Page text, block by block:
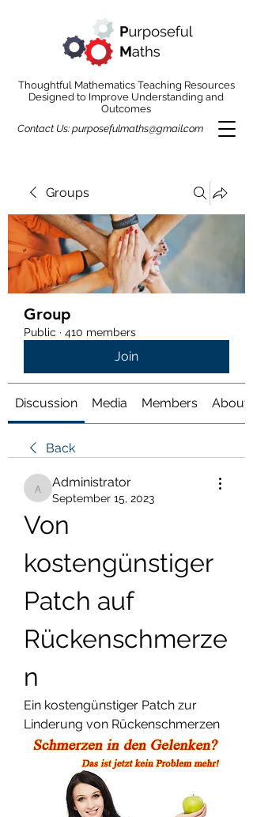
Thoughtful Mathematics Teaching Resources
Designed to Improve Understanding and
Outcomes
Contact Us: purposefulmaths@gmail.com
Groups
Group
Public · 410 members
Join
Discussion Media Members About
Back
Administrator
Administrator
September 15, 2023
Von
kostengünstiger
Patch auf
Rückenschmerze
n
Ein kostengünstiger Patch zur
Linderung von Rückenschmerzen